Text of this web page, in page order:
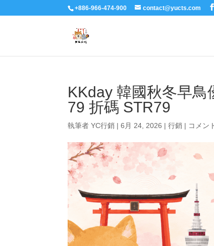
+886-966-474-900 contact@yucts.com
KKday 韓國秋冬早鳥
79 折碼 STR79
執筆者YC行銷 |6月 24, 2026 |行銷 | コメン